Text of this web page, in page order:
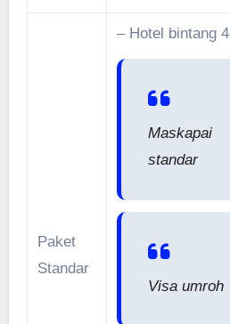
Paket
Standar
– Hotel bintang 4
Maskapai
standar
Visa umroh